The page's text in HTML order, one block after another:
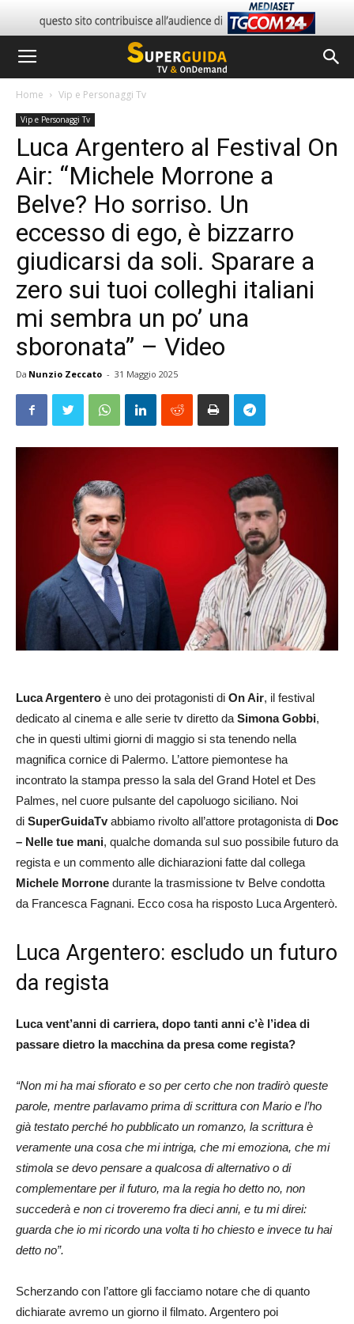
Home Vip e Personaggi Tv
Vip e Personaggi Tv
Luca Argentero al Festival On
Air: “Michele Morrone a
Belve? Ho sorriso. Un
eccesso di ego, è bizzarro
giudicarsi da soli. Sparare a
zero sui tuoi colleghi italiani
mi sembra un po’ una
sboronata” – Video
Da Nunzio Zeccato - 31 Maggio 2025
Luca Argentero è uno dei protagonisti di On Air, il festival
dedicato al cinema e alle serie tv diretto da Simona Gobbi,
che in questi ultimi giorni di maggio si sta tenendo nella
magnifica cornice di Palermo. L’attore piemontese ha
incontrato la stampa presso la sala del Grand Hotel et Des
Palmes, nel cuore pulsante del capoluogo siciliano. Noi
di SuperGuidaTvabbiamo rivolto all’attore protagonista di Doc
– Nelle tue mani, qualche domanda sul suo possibile futuro da
regista e un commento alle dichiarazioni fatte dal collega
Michele Morrone durante la trasmissione tv Belve condotta
da Francesca Fagnani. Ecco cosa ha risposto Luca Argenterò.
Luca Argentero: escludo un futuro
da regista
Luca vent’anni di carriera, dopo tanti anni c’è l’idea di
passare dietro la macchina da presa come regista?
“Non mi ha mai sfiorato e so per certo che non tradirò queste
parole, mentre parlavamo prima di scrittura con Mario e l’ho
già testato perché ho pubblicato un romanzo, la scrittura è
veramente una cosa che mi intriga, che mi emoziona, che mi
stimola se devo pensare a qualcosa di alternativo o di
complementare per il futuro, ma la regia ho detto no, non
succederà e non ci troveremo fra dieci anni, e tu mi direi:
guarda che io mi ricordo una volta ti ho chiesto e invece tu hai
detto no”.
Scherzando con l’attore gli facciamo notare che di quanto
dichiarate avremo un giorno il filmato. Argentero poi